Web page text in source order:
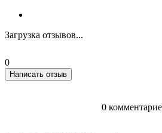
Загрузка отзывов...
0
Написать отзыв
0